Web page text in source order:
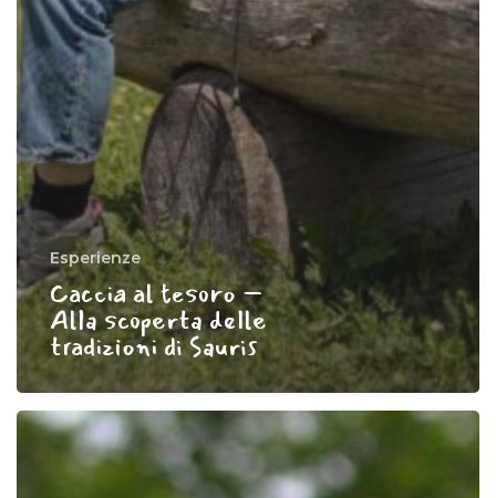
Esperienze
Caccia al tesoro –
Alla scoperta delle
tradizioni di Sauris